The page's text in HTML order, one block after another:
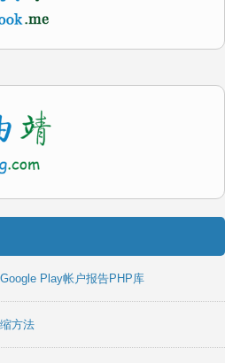
Play帐户报告PHP库
方法